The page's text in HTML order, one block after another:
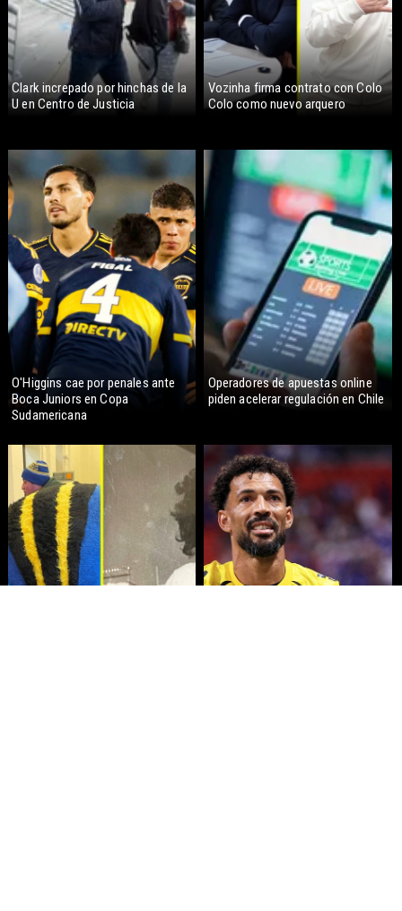
Clark increpado por hinchas de la
U en Centro de Justicia
Vozinha firma contrato con Colo
Colo como nuevo arquero
O'Higgins cae por penales ante
Boca Juniors en Copa
Sudamericana
Operadores de apuestas online
piden acelerar regulación en Chile